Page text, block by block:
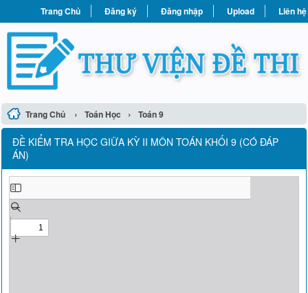
Trang Chủ Đăng ký Đăng nhập Upload Liên hệ
Trang Chủ › Toán Học › Toán 9
ĐỀ KIỂM TRA HỌC GIỮA KỲ II MÔN TOÁN KHỐI 9 (CÓ ĐÁP
ÁN)